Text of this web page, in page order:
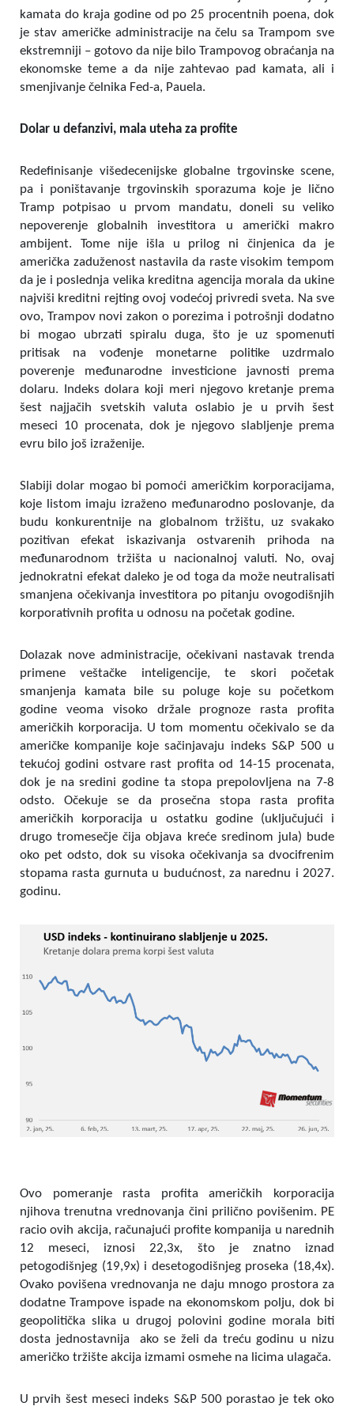
kamata do kraja godine od po 25 procentnih poena, dok
je stav američke administracije na čelu sa Trampom sve
ekstremniji – gotovo da nije bilo Trampovog obraćanja na
ekonomske teme a da nije zahtevao pad kamata, ali i
smenjivanje čelnika Fed-a, Pauela.
Dolar u defanzivi, mala uteha za profite
Redefinisanje višedecenijske globalne trgovinske scene,
pa i poništavanje trgovinskih sporazuma koje je lično
Tramp potpisao u prvom mandatu, doneli su veliko
nepoverenje globalnih investitora u američki makro
ambijent. Tome nije išla u prilog ni činjenica da je
američka zaduženost nastavila da raste visokim tempom
da je i poslednja velika kreditna agencija morala da ukine
najviši kreditni rejting ovoj vodećoj privredi sveta. Na sve
ovo, Trampov novi zakon o porezima i potrošnji dodatno
bi mogao ubrzati spiralu duga, što je uz spomenuti
pritisak na vođenje monetarne politike uzdrmalo
poverenje međunarodne investicione javnosti prema
dolaru. Indeks dolara koji meri njegovo kretanje prema
šest najjačih svetskih valuta oslabio je u prvih šest
meseci 10 procenata, dok je njegovo slabljenje prema
evru bilo još izraženije.
Slabiji dolar mogao bi pomoći američkim korporacijama,
koje listom imaju izraženo međunarodno poslovanje, da
budu konkurentnije na globalnom tržištu, uz svakako
pozitivan efekat iskazivanja ostvarenih prihoda na
međunarodnom tržišta u nacionalnoj valuti. No, ovaj
jednokratni efekat daleko je od toga da može neutralisati
smanjena očekivanja investitora po pitanju ovogodišnjih
korporativnih profita u odnosu na početak godine.
Dolazak nove administracije, očekivani nastavak trenda
primene veštačke inteligencije, te skori početak
smanjenja kamata bile su poluge koje su početkom
godine veoma visoko držale prognoze rasta profita
američkih korporacija. U tom momentu očekivalo se da
američke kompanije koje sačinjavaju indeks S&P 500 u
tekućoj godini ostvare rast profita od 14-15 procenata,
dok je na sredini godine ta stopa prepolovljena na 7-8
odsto. Očekuje se da prosečna stopa rasta profita
američkih korporacija u ostatku godine (uključujući i
drugo tromesečje čija objava kreće sredinom jula) bude
oko pet odsto, dok su visoka očekivanja sa dvocifrenim
stopama rasta gurnuta u budućnost, za narednu i 2027.
godinu.
Ovo pomeranje rasta profita američkih korporacija
njihova trenutna vrednovanja čini prilično povišenim. PE
racio ovih akcija, računajući profite kompanija u narednih
12 meseci, iznosi 22,3x, što je znatno iznad
petogodišnjeg (19,9x) i desetogodišnjeg proseka (18,4x).
Ovako povišena vrednovanja ne daju mnogo prostora za
dodatne Trampove ispade na ekonomskom polju, dok bi
geopolitička slika u drugoj polovini godine morala biti
dosta jednostavnija ako se želi da treću godinu u nizu
američko tržište akcija izmami osmehe na licima ulagača.
U prvih šest meseci indeks S&P 500 porastao je tek oko